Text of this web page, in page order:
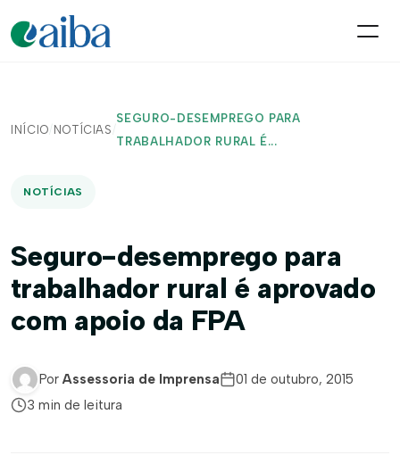
INÍCIO/ NOTÍCIAS /
SEGURO-DESEMPREGO PARA
TRABALHADOR RURAL É...
NOTÍCIAS
Seguro-desemprego para
trabalhador rural é aprovado
com apoio da FPA
Por Assessoria de Imprensa
01 de outubro, 2015
3 min de leitura